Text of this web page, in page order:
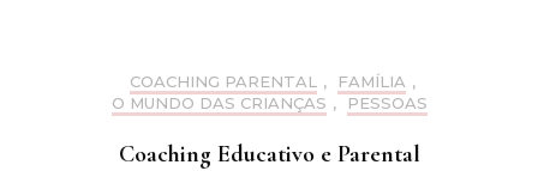
COACHING PARENTAL , FAMÍLIA ,
O MUNDO DAS CRIANÇAS , PESSOAS
Coaching Educativo e Parental